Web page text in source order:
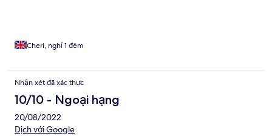
Cheri, nghỉ 1 đêm
Nhận xét đã xác thực
10/10 - Ngoại hạng
20/08/2022
Dịch với Google